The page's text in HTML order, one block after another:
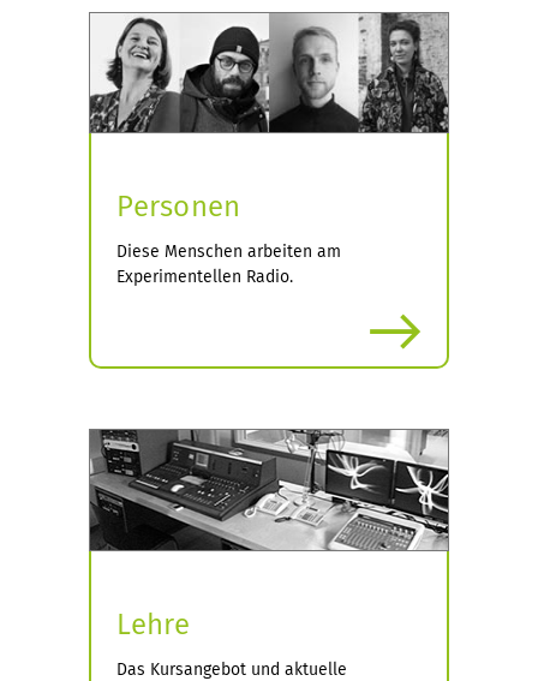
Personen
Diese Menschen arbeiten am
Experimentellen Radio.
Lehre
Das Kursangebot und aktuelle